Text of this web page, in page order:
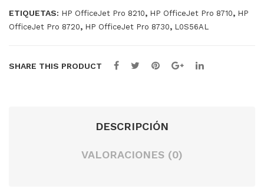
ETIQUETAS: HP OfficeJet Pro 8210, HP OfficeJet Pro 8710, HP
OfficeJet Pro 8720, HP OfficeJet Pro 8730, L0S56AL
SHARE THIS PRODUCT
DESCRIPCIÓN
VALORACIONES (0)